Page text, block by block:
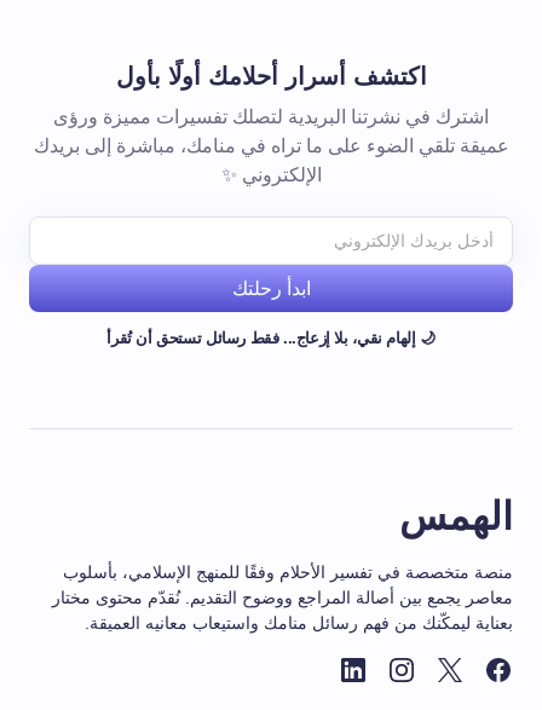
اكتشف أسرار أحلامك أولًا بأول
اشترك في نشرتنا البريدية لتصلك تفسيرات مميزة ورؤى
عميقة تلقي الضوء على ما تراه في منامك، مباشرة إلى بريدك
الإلكتروني ✨
ابدأ رحلتك
🌙 إلهام نقي، بلا إزعاج... فقط رسائل تستحق أن تُقرأ
الهمس
منصة متخصصة في تفسير الأحلام وفقًا للمنهج الإسلامي، بأسلوب
معاصر يجمع بين أصالة المراجع ووضوح التقديم. نُقدّم محتوى مختار
بعناية ليمكّنك من فهم رسائل منامك واستيعاب معانيه العميقة.